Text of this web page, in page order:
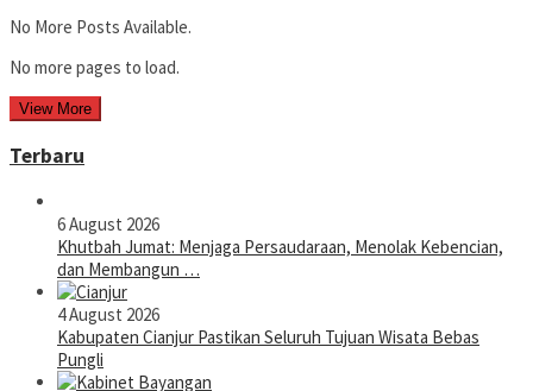
No More Posts Available.
No more pages to load.
View More
Terbaru
6 August 2026
Khutbah Jumat: Menjaga Persaudaraan, Menolak Kebencian,
dan Membangun …
4 August 2026
Kabupaten Cianjur Pastikan Seluruh Tujuan Wisata Bebas
Pungli